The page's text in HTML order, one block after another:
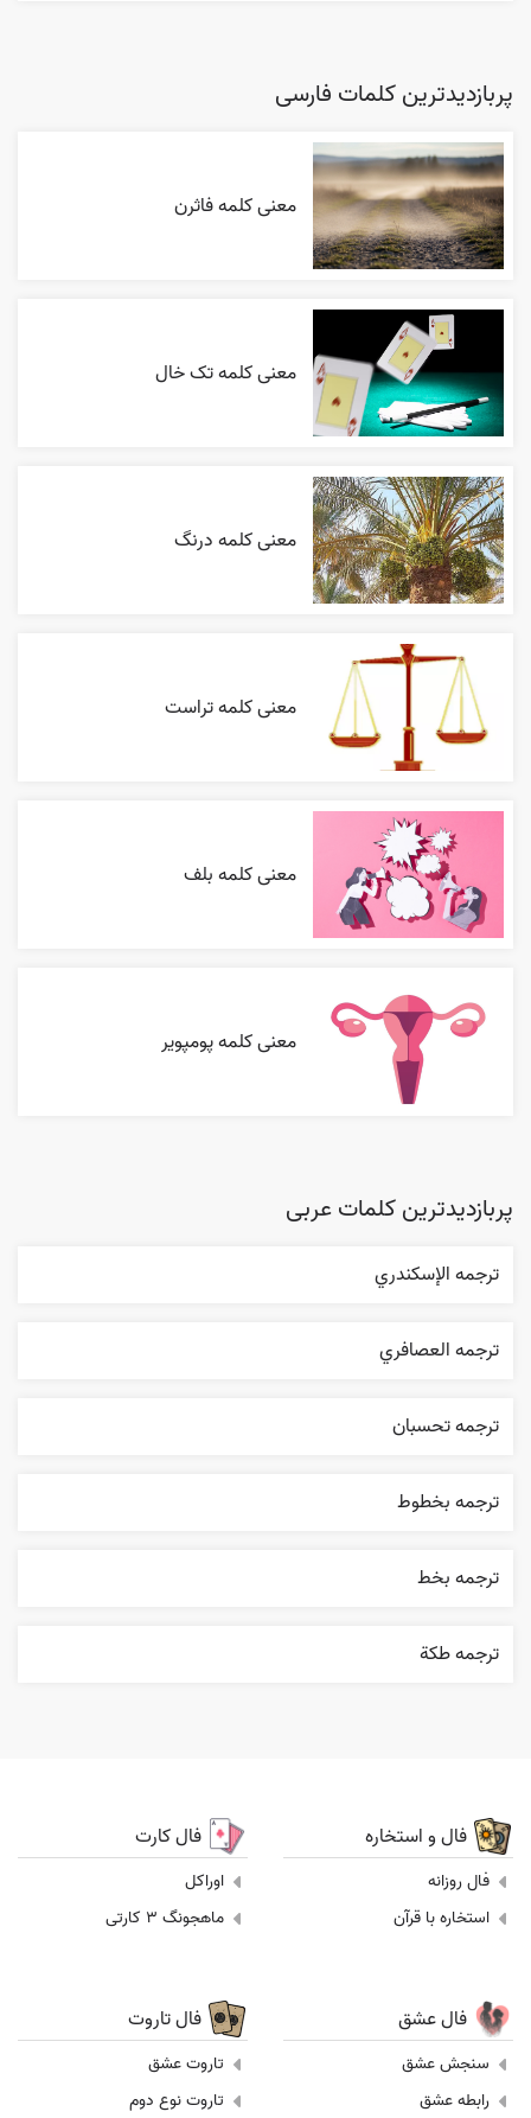
پربازدیدترین کلمات فارسی
معنی کلمه فاثرن
معنی کلمه تک خال
معنی کلمه درنگ
معنی کلمه تراست
معنی کلمه بلف
معنی کلمه پومپویر
پربازدیدترین کلمات عربی
ترجمه الإسکندري
ترجمه العصافري
ترجمه تحسبان
ترجمه بخطوط
ترجمه بخط
ترجمه طکة
فال و استخاره
فال روزانه
استخاره با قرآن
فال کارت
اوراکل
ماهجونگ 3 کارتی
فال عشق
سنجش عشق
رابطه عشق
فال تاروت
تاروت عشق
تاروت نوع دوم